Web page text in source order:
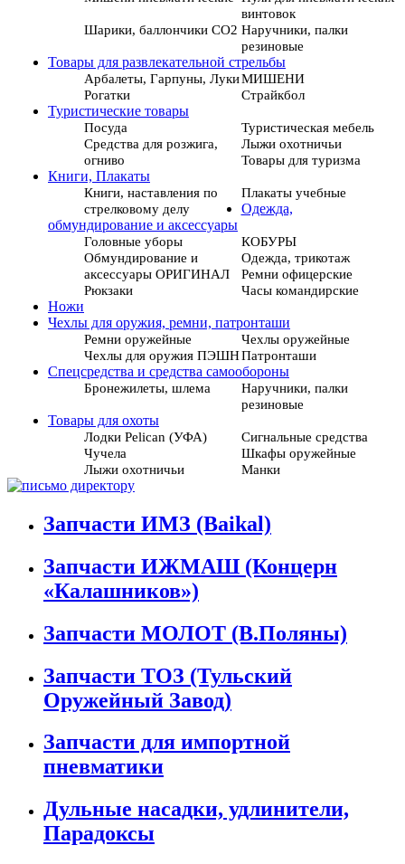
винтовок
Шарики, баллончики СО2 Наручники, палки
резиновые
Товары для развлекательной стрельбы
Арбалеты, Гарпуны, ЛукиМИШЕНИ
Рогатки
Страйкбол
Туристические товары
Посуда
Туристическая мебель
Средства для розжига,
огниво
Лыжи охотничьи
Товары для туризма
Книги, Плакаты
Книги, наставления по
стрелковому делу
Плакаты учебные
Одежда,
обмундирование и аксессуары
Головные уборы
КОБУРЫ
Обмундирование и
аксессуары ОРИГИНАЛ
Одежда, трикотаж
Ремни офицерские
Рюкзаки
Часы командирские
Ножи
Чехлы для оружия, ремни, патронташи
Ремни оружейные
Чехлы оружейные
Чехлы для оружия ПЭШНПатронташи
Спецсредства и средства самообороны
Бронежилеты, шлема
Наручники, палки
резиновые
Товары для охоты
Лодки Pelican (УФА)
Сигнальные средства
Чучела
Шкафы оружейные
Лыжи охотничьи
Манки
Запчасти ИМЗ (Baikal)
Запчасти ИЖМАШ (Концерн
«Калашников»)
Запчасти МОЛОТ (В.Поляны)
Запчасти ТОЗ (Тульский
Оружейный Завод)
Запчасти для импортной
пневматики
Дульные насадки, удлинители,
Парадоксы